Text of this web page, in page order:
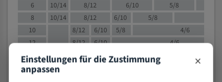
6
10/14 8/12 6/10
5/8
8
10/14 8/12 6/10 5/8
10
8/12 6/10 5/8
4/6
12
8/12 6/10
4/6
15
8/12 6/10
4/5
20
Einstellungen für die Zustimmung
anpassen ×